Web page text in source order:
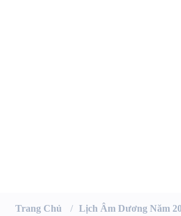
Trang Chủ Lịch Âm Dương Năm